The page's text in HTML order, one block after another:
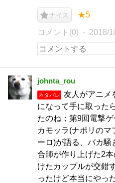
ナイス ★5
コメント(0) 2018/
johnta_rou
ネタバレ
友人がアニメ
になって手に取った
たのね；第9回電撃ゲ
カモッラ(ナポリのマ
ーロ)が語る、バカ騒
合師が作り上げた2
けたカップルが交錯
ったけど本当にやっ